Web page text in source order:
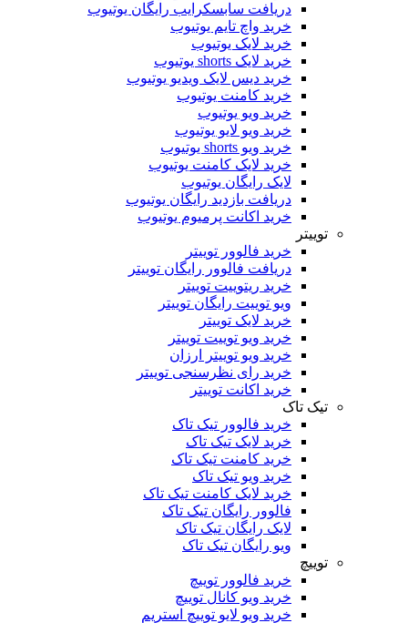
دریافت سابسکرایب رایگان یوتیوب
خرید واچ تایم یوتیوب
خرید لایک یوتیوب
خرید لایک shorts یوتیوب
خرید دیس لایک ویدیو یوتیوب
خرید کامنت یوتیوب
خرید ویو یوتیوب
خرید ویو لایو یوتیوب
خرید ویو shorts یوتیوب
خرید لایک کامنت یوتیوب
لایک رایگان یوتیوب
دریافت بازدید رایگان یوتیوب
خرید اکانت پرمیوم یوتیوب
خرید فالوور توییتر
دریافت فالوور رایگان توییتر
خرید ریتوییت توییتر
ویو توییت رایگان توییتر
خرید لایک توییتر
خرید ویو توییت توییتر
خرید ویو توییتر ارزان
خرید رای نظرسنجی توییتر
خرید اکانت توییتر
تیک تاک
خرید فالوور تیک تاک
خرید لایک تیک تاک
خرید کامنت تیک ‌تاک
خرید ویو تیک تاک
خرید لایک کامنت تیک تاک
فالوور رایگان تیک تاک
لایک رایگان تیک تاک
ویو رایگان تیک تاک
خرید فالوور توییچ
خرید ویو کانال توییچ
خرید ویو لایو توییچ استریم